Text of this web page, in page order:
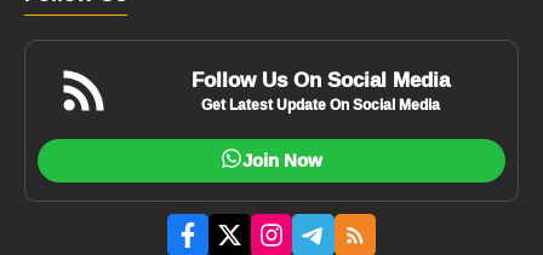
Follow Us On Social Media
Get Latest Update On Social Media
Join Now